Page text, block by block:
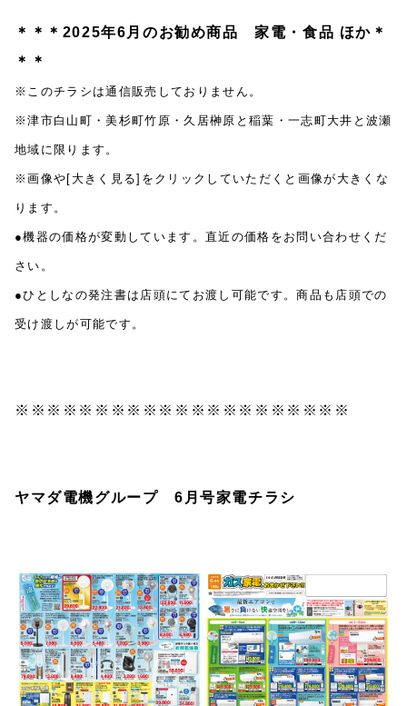
＊＊＊2025年6 月のお勧め商品 家電・食品 ほか＊
＊＊
※このチラシは通信販売しておりません。
※津市白山町・美杉町竹原・久居榊原と稲葉・一志町大井と波瀬
地域に限ります。
※画像や[大きく見る]をクリックしていただくと画像が大きくな
ります。
●機器の価格が変動しています。直近の価格をお問い合わせくだ
さい。
●ひとしなの発注書は店頭にてお渡し可能です。商品も店頭での
受け渡しが可能です。
※※※※※※※※※※※※※※※※※※※※※
ヤマダ電機グループ 6 月号家電チラシ